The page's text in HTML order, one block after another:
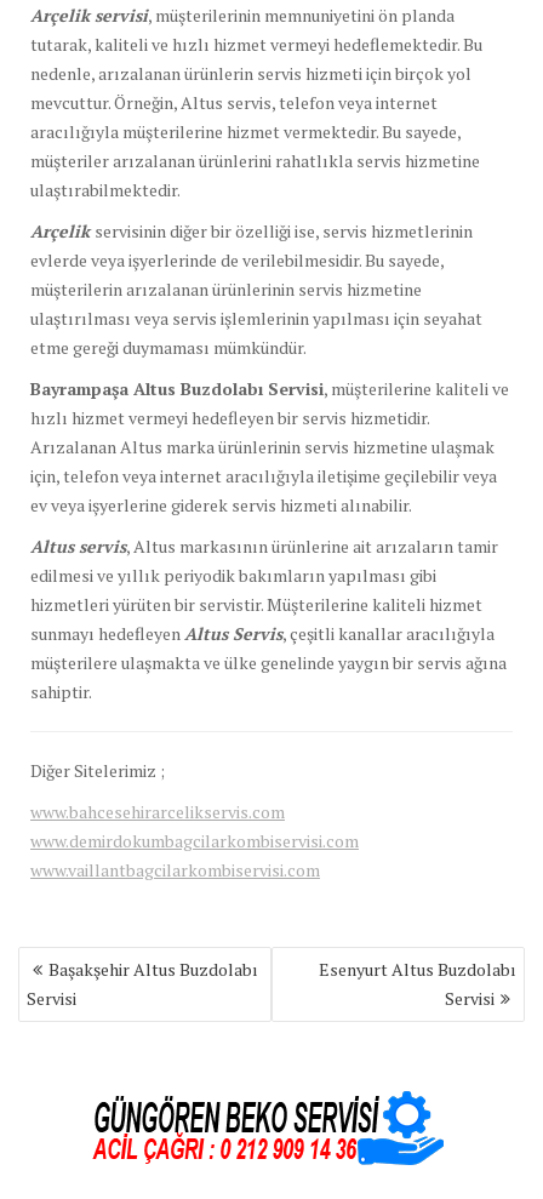
Arçelik servisi, müşterilerinin memnuniyetini ön planda
tutarak, kaliteli ve hızlı hizmet vermeyi hedeflemektedir. Bu
nedenle, arızalanan ürünlerin servis hizmeti için birçok yol
mevcuttur. Örneğin, Altus servis, telefon veya internet
aracılığıyla müşterilerine hizmet vermektedir. Bu sayede,
müşteriler arızalanan ürünlerini rahatlıkla servis hizmetine
ulaştırabilmektedir.
Arçelikservisinin diğer bir özelliği ise, servis hizmetlerinin
evlerde veya işyerlerinde de verilebilmesidir. Bu sayede,
müşterilerin arızalanan ürünlerinin servis hizmetine
ulaştırılması veya servis işlemlerinin yapılması için seyahat
etme gereği duymaması mümkündür.
Bayrampaşa Altus Buzdolabı Servisi, müşterilerine kaliteli ve
hızlı hizmet vermeyi hedefleyen bir servis hizmetidir.
Arızalanan Altus marka ürünlerinin servis hizmetine ulaşmak
için, telefon veya internet aracılığıyla iletişime geçilebilir veya
ev veya işyerlerine giderek servis hizmeti alınabilir.
Altus servis, Altus markasının ürünlerine ait arızaların tamir
edilmesi ve yıllık periyodik bakımların yapılması gibi
hizmetleri yürüten bir servistir. Müşterilerine kaliteli hizmet
sunmayı hedefleyen Altus Servis, çeşitli kanallar aracılığıyla
müşterilere ulaşmakta ve ülke genelinde yaygın bir servis ağına
sahiptir.
Diğer Sitelerimiz ;
www.bahcesehirarcelikservis.com
www.demirdokumbagcilarkombiservisi.com
www.vaillantbagcilarkombiservisi.com
Yazı
gezinmesi
Başakşehir Altus Buzdolabı
Servisi
Esenyurt Altus Buzdolabı
Servisi